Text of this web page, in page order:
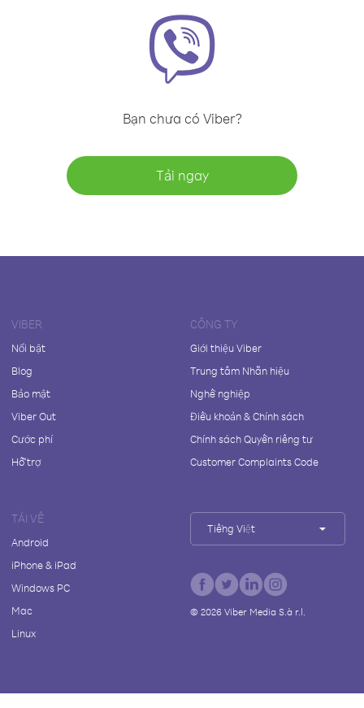
Bạn chưa có Viber?
Tải ngay
VIBER
Nổi bật
Blog
Bảo mật
Viber Out
Cước phí
Hỗ trợ
CÔNG TY
Giới thiệu Viber
Trung tâm Nhãn hiệu
Nghề nghiệp
Điều khoản & Chính sách
Chính sách Quyền riêng tư
Customer Complaints Code
TẢI VỀ
Android
iPhone & iPad
Windows PC
Mac
Linux
Tiếng Việt
© 2026Viber Media S.à r.l.